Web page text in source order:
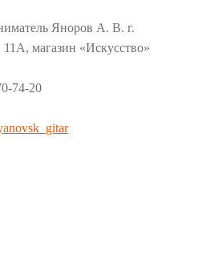
Яноров А. В. г.
11А, магазин «Искусство»
74-20